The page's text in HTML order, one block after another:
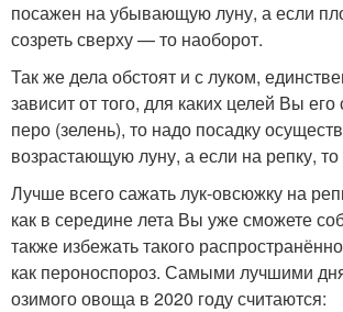
посажен на убывающую луну, а если
созреть сверху — то наоборот.
Так же дела обстоят и с луком,
зависит от того, для каких целей Вы
перо (зелень), то надо посадку
возрастающую луну, а если на репку,
Лучше всего сажать лук-овсюжку на
как в середине лета Вы уже сможете
также избежать такого
как пероноспороз. Самыми лучшими
озимого овоща в 2020 году считаются: